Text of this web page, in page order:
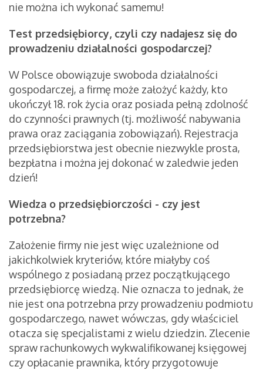
nie można ich wykonać samemu!
Test przedsiębiorcy, czyli czy nadajesz się do
prowadzeniu działalności gospodarczej?
W Polsce obowiązuje swoboda działalności
gospodarczej, a firmę może założyć każdy, kto
ukończył 18. rok życia oraz posiada pełną zdolność
do czynności prawnych (tj. możliwość nabywania
prawa oraz zaciągania zobowiązań). Rejestracja
przedsiębiorstwa jest obecnie niezwykle prosta,
bezpłatna i można jej dokonać w zaledwie jeden
dzień!
Wiedza o przedsiębiorczości - czy jest
potrzebna?
Założenie firmy nie jest więc uzależnione od
jakichkolwiek kryteriów, które miałyby coś
wspólnego z posiadaną przez początkującego
przedsiębiorcę wiedzą. Nie oznacza to jednak, że
nie jest ona potrzebna przy prowadzeniu podmiotu
gospodarczego, nawet wówczas, gdy właściciel
otacza się specjalistami z wielu dziedzin. Zlecenie
spraw rachunkowych wykwalifikowanej księgowej
czy opłacanie prawnika, który przygotowuje